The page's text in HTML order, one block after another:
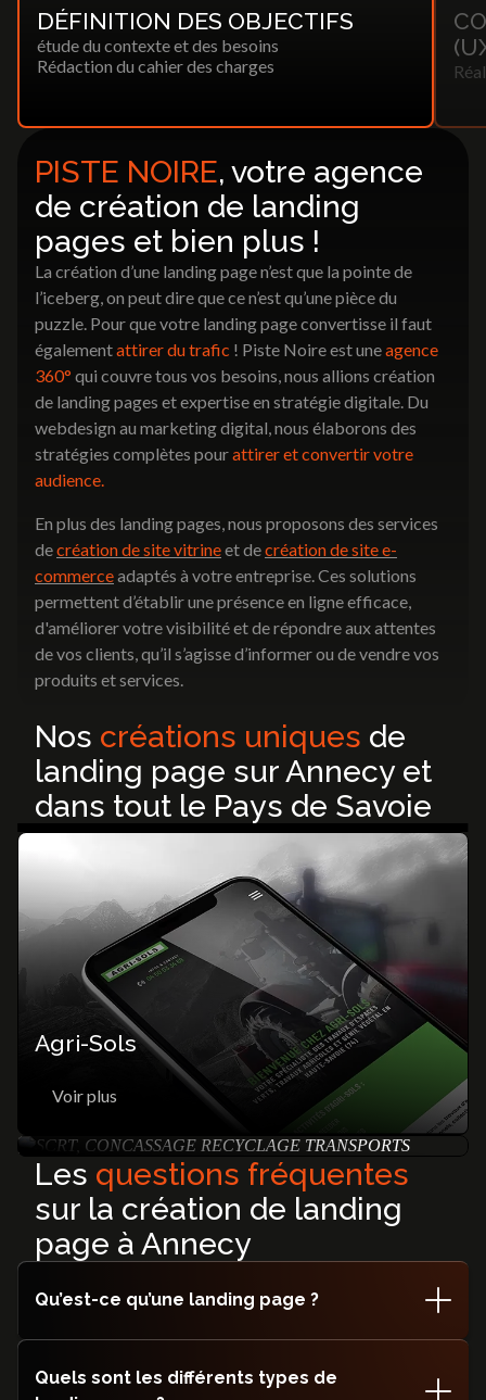
DÉFINITION DES OBJECTIFS
étude du contexte et des besoins
Rédaction du cahier des charges
PISTE NOIRE, votre agence
de création de landing
pages et bien plus !
La création d’une landing page n’est que la pointe de
l’iceberg, on peut dire que ce n’est qu’une pièce du
puzzle. Pour que votre landing page convertisse il faut
égalementattirer du trafic ! Piste Noire est uneagence
360° qui couvre tous vos besoins, nous allions création
de landing pages et expertise en stratégie digitale. Du
webdesign au marketing digital, nous élaborons des
stratégies complètes pourattirer et convertir votre
audience.
En plus des landing pages, nous proposons des services
decréation de site vitrineet decréation de site e-
commerceadaptés à votre entreprise. Ces solutions
permettent d’établir une présence en ligne efficace,
d'améliorer votre visibilité et de répondre aux attentes
de vos clients, qu’il s’agisse d’informer ou de vendre vos
produits et services.
Nos créations uniques de
landing page sur Annecy et
dans tout le Pays de Savoie
Le bien-être autrement
Voir plus
Cir France
Voir plus
Dental ID
Voir plus
Raclette et Cie
Voir plus
Agri-Sols
Voir plus
Les questions fréquentes
sur la création de landing
page à Annecy
Qu’est-ce qu’une landing page ?
web créée spécifiquement pour les besoins d'une
campagne marketing ou publicitaire. Son objectif est de
Quels sont les différents types de